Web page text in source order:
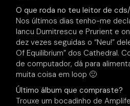
O que roda no teu leitor de
Nos últimos dias tenho-me
Iancu Dumitrescu e Prurient e
dez vezes seguidas o “Neu!”
Of Equilibrium” dos Cathedral.
de computador, dá para
muita coisa em loop 🙂
Último álbum que compraste?
Trouxe um bocadinho de